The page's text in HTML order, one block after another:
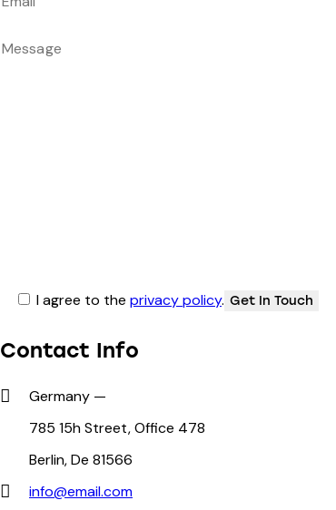
I agree to the privacy policy.
Contact Info
Germany —
785 15h Street, Office 478
Berlin, De 81566
info@email.com